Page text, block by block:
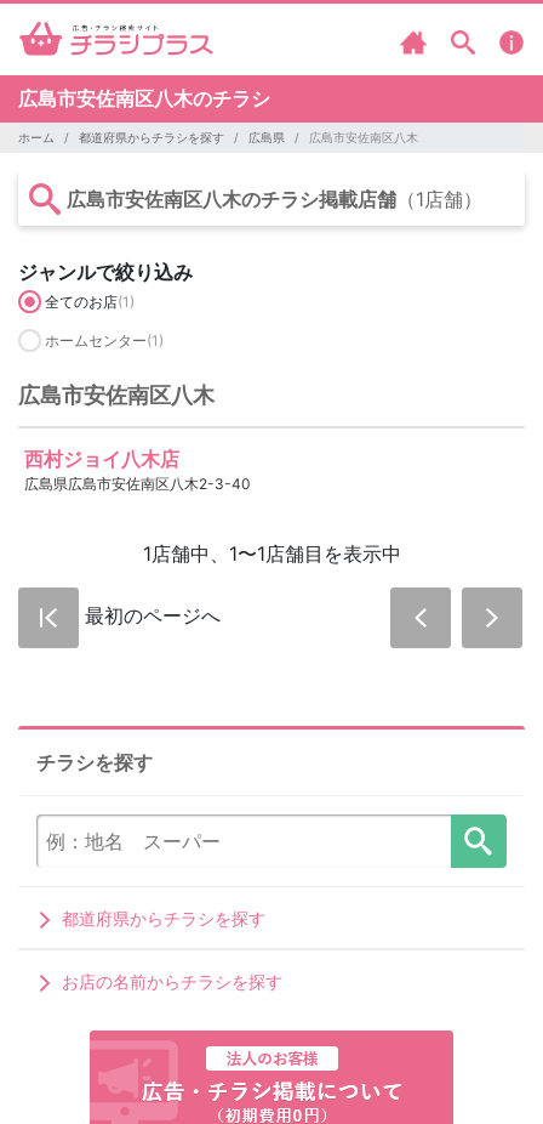
広島市安佐南区八木のチラシ
ホーム 都道府県からチラシを探す 広島県 広島市安佐南区八木
広島市安佐南区八木のチラシ掲載店舗 （1店舗）
ジャンルで絞り込み
全てのお店(1)
ホームセンター(1)
広島市安佐南区八木
西村ジョイ八木店
広島県広島市安佐南区八木2-3-40
1店舗中、1〜1店舗目を表示中
最初のページへ
チラシを探す
都道府県からチラシを探す
お店の名前からチラシを探す